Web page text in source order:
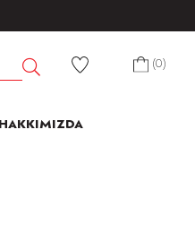
0
HAKKIMIZDA